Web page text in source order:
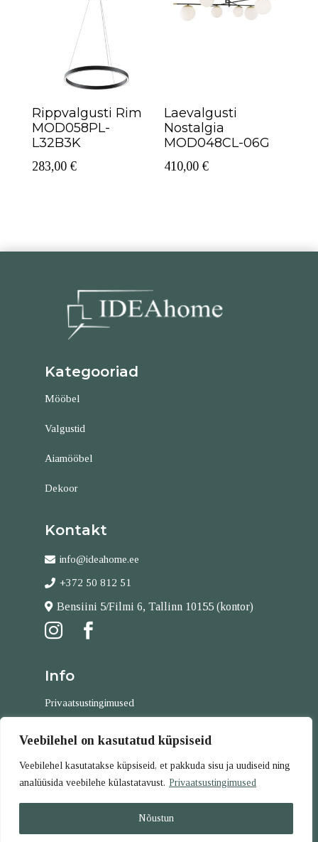
Veebilehel on kasutatud küpsiseid
Veebilehel kasutatakse küpsiseid, et pakkuda sisu ja uudiseid ning
analüüsida veebilehe külastatavust. Privaatsustingimused
Nõustun
Rippvalgusti Rim
MOD058PL-
L32B3K
283,00 €
Laevalgusti
Nostalgia
MOD048CL-06G
410,00€
Kategooriad
Mööbel
Valgustid
Aiamööbel
Dekoor
Kontakt
info@ideahome.ee
+372 50 812 51
Bensiini 5/Filmi 6, Tallinn 10155 (kontor)
 
Info
Privaatsustingimused
Kontakt
Copyright © 2026 all rights reserved